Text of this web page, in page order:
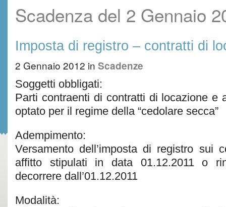
Scadenza del 2 Gennaio
Imposta di registro – contratti di
2 Gennaio 2012 in Scadenze
Soggetti obbligati:
Parti contraenti di contratti di locazione e
optato per il regime della “cedolare secca”
Adempimento:
Versamento dell’imposta di registro sui
affitto stipulati in data 01.12.2011 o
decorrere dall’01.12.2011
Modalità: